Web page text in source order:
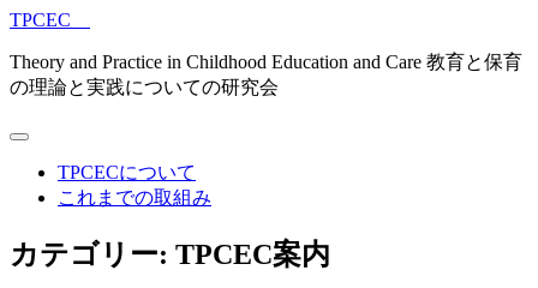
TPCEC
Theory and Practice in Childhood Education and Care 教育と保育
の理論と実践についての研究会
TPCECについて
これまでの取組み
カテゴリー: TPCEC案内